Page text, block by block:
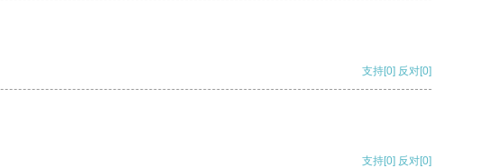
支持[0] 反对[0]
支持[0] 反对[0]